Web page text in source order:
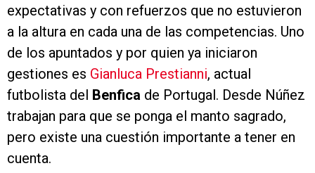
expectativas y con refuerzos que no estuvieron
a la altura en cada una de las competencias. Uno
de los apuntados y por quien ya iniciaron
gestiones es Gianluca Prestianni, actual
futbolista del
Benfica de Portugal. Desde Núñez
trabajan para que se ponga el manto sagrado,
pero existe una cuestión importante a tener en
cuenta.